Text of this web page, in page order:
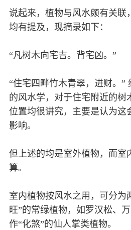
说起来，植物与风水颇有关联
均有提及，现摘录如下：
“凡树木向宅吉。背宅凶。”
“住宅四畔竹木青翠，进财。”
的风水学，对于住宅附近的树
位置均很讲究，主要是认为这
影响。
但上述的均是室外植物，而室
算。
室内植物按风水之用，可分为
旺”的常绿植物，如罗汉松、
作“化煞”的仙人掌类植物。